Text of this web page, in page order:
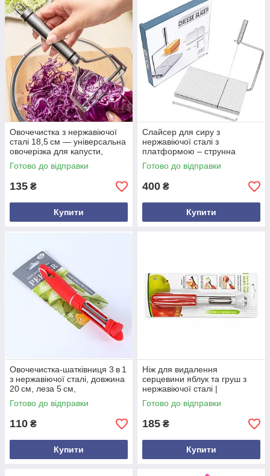
Овочечистка з нержавіючої
сталі 18,5 см — універсальна
овочерізка для капусти,
огірків, кабачків, моркви
Готово до відправки
135 ₴
Купити
Слайсер для сиру з
нержавіючої сталі з
платформою – струнна
сирорізка з масштабною
сіткою, 6 змінних ниток,
Готово до відправки
400 ₴
Купити
Овочечистка‑шатківниця 3 в 1
з нержавіючої сталі, довжина
20 см, леза 5 см,
універсальний ніж для
нарізки та чищення овочів
Готово до відправки
110 ₴
Купити
Ніж для видалення
серцевини яблук та груш з
нержавіючої сталі |
Ергономічна ручка, 22.5 см
Готово до відправки
185 ₴
Купити